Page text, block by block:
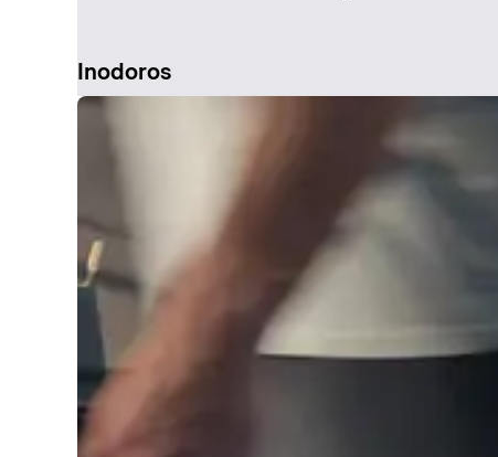
Inodoros